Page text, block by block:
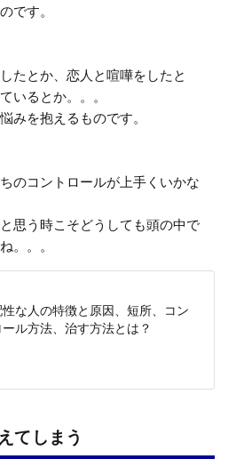
です。
たとか、恋人と喧嘩をしたと
いるとか。。。
みを抱えるものです。
のコントロールが上手くいかな
思う時こそどうしても頭の中で
。。。
な人の特徴と原因、短所、コン
ール方法、治す方法とは？
てしまう